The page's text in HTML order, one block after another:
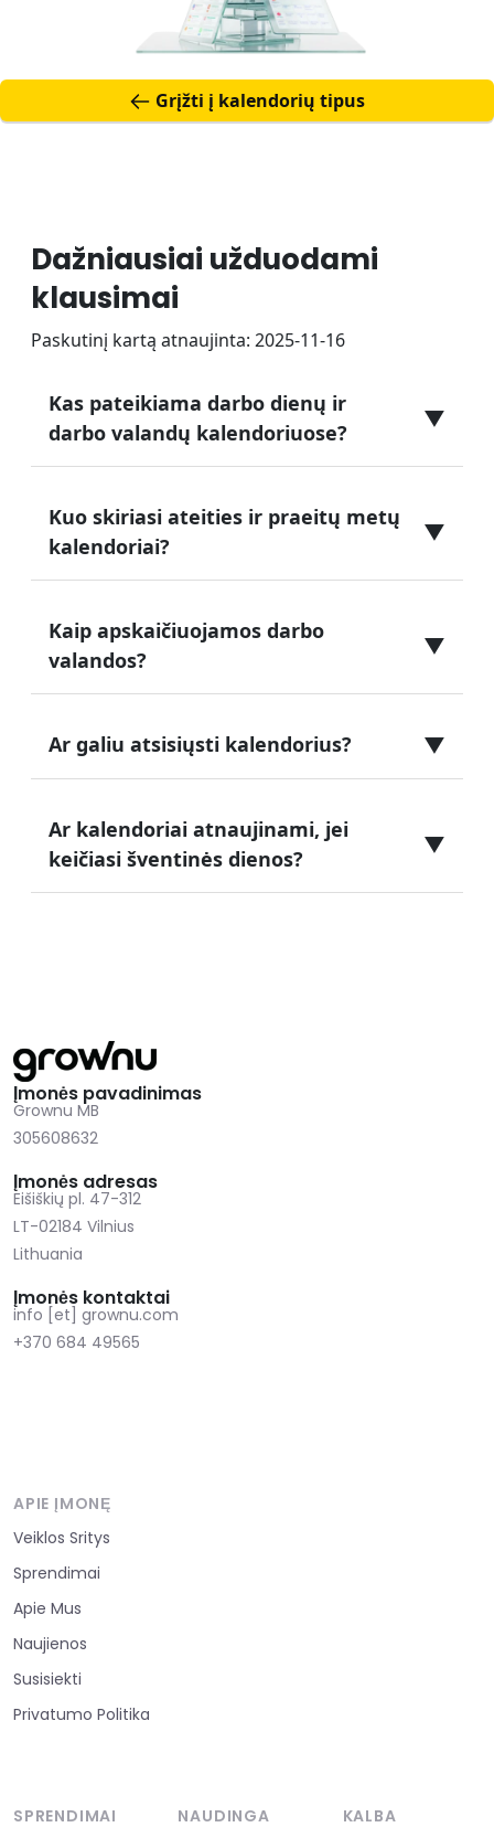
Grįžti į kalendorių tipus
Dažniausiai užduodami
klausimai
Paskutinį kartą atnaujinta: 2025-11-16
Kas pateikiama darbo dienų ir
darbo valandų kalendoriuose?
▼
Kuo skiriasi ateities ir praeitų metų
kalendoriai?
▼
Kaip apskaičiuojamos darbo
valandos?
▼
Ar galiu atsisiųsti kalendorius? ▼
Ar kalendoriai atnaujinami, jei
keičiasi šventinės dienos?
▼
Įmonės pavadinimas
Grownu MB
305608632
Įmonės adresas
Eišiškių pl. 47-312
LT-02184 Vilnius
Lithuania
Įmonės kontaktai
info [et] grownu.com
+370 684 49565
APIE ĮMONĘ
Veiklos Sritys
Sprendimai
Apie Mus
Naujienos
Susisiekti
Privatumo Politika
SPRENDIMAI
NAUDINGA
KALBA